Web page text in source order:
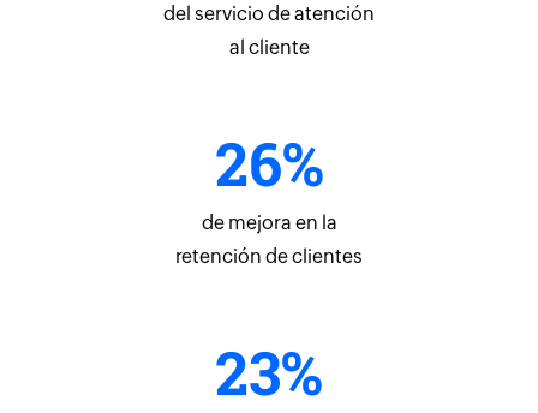
del servicio de atención
al cliente
26%
de mejora en la
retención de clientes
23%